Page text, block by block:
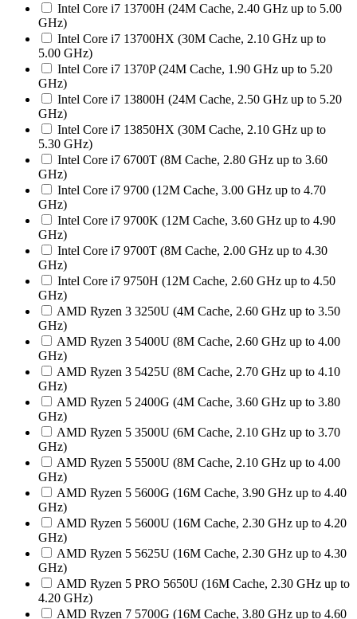
Intel Core i7 13700H (24M Cache, 2.40 GHz up to 5.00
GHz)
Intel Core i7 13700HX (30M Cache, 2.10 GHz up to
5.00 GHz)
Intel Core i7 1370P (24M Cache, 1.90 GHz up to 5.20
GHz)
Intel Core i7 13800H (24M Cache, 2.50 GHz up to 5.20
GHz)
Intel Core i7 13850HX (30M Cache, 2.10 GHz up to
5.30 GHz)
Intel Core i7 6700T (8M Cache, 2.80 GHz up to 3.60
GHz)
Intel Core i7 9700 (12M Cache, 3.00 GHz up to 4.70
GHz)
Intel Core i7 9700K (12M Cache, 3.60 GHz up to 4.90
GHz)
Intel Core i7 9700T (8M Cache, 2.00 GHz up to 4.30
GHz)
Intel Core i7 9750H (12M Cache, 2.60 GHz up to 4.50
GHz)
AMD Ryzen 3 3250U (4M Cache, 2.60 GHz up to 3.50
GHz)
AMD Ryzen 3 5400U (8M Cache, 2.60 GHz up to 4.00
GHz)
AMD Ryzen 3 5425U (8M Cache, 2.70 GHz up to 4.10
GHz)
AMD Ryzen 5 2400G (4M Cache, 3.60 GHz up to 3.80
GHz)
AMD Ryzen 5 3500U (6M Cache, 2.10 GHz up to 3.70
GHz)
AMD Ryzen 5 5500U (8M Cache, 2.10 GHz up to 4.00
GHz)
AMD Ryzen 5 5600G (16M Cache, 3.90 GHz up to 4.40
GHz)
AMD Ryzen 5 5600U (16M Cache, 2.30 GHz up to 4.20
GHz)
AMD Ryzen 5 5625U (16M Cache, 2.30 GHz up to 4.30
GHz)
AMD Ryzen 5 PRO 5650U (16M Cache, 2.30 GHz up to
4.20 GHz)
AMD Ryzen 7 5700G (16M Cache, 3.80 GHz up to 4.60